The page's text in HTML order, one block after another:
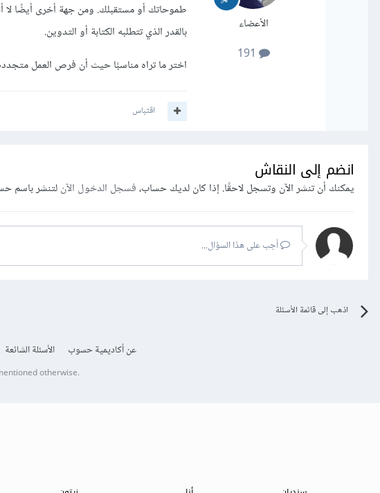
الأعضاء
طموحاتك أو مستقبلك. ومن جهة أخرى أيضًا لا
بالقدر الذي تتطلبه الكتابة أو التدوين.
اختر ما تراه مناسبًا حيث أن فرص العمل متجددة
اقتباس
انضم إلى النقاش
يمكنك أن تنشر الآن وتسجل لاحقًا. إذا كان لديك حساب،فسجل الدخول الآنلتنشر باسم
أجب على هذا السؤال...
اذهب إلى قائمة الأسئلة
عن أكاديمية حسوب الأسئلة الشائعة
otherwise.